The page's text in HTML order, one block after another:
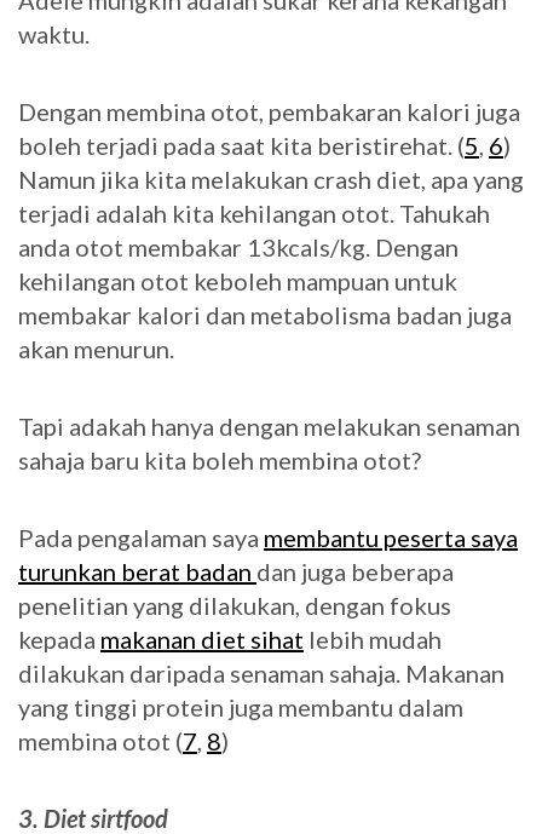
waktu.
Dengan membina otot, pembakaran kalori juga
boleh terjadi pada saat kita beristirehat. (5, 6)
Namun jika kita melakukan crash diet, apa yang
terjadi adalah kita kehilangan otot. Tahukah
anda otot membakar 13kcals/kg. Dengan
kehilangan otot keboleh mampuan untuk
membakar kalori dan metabolisma badan juga
akan menurun.
Tapi adakah hanya dengan melakukan senaman
sahaja baru kita boleh membina otot?
Pada pengalaman saya membantu peserta saya
turunkan berat badan dan juga beberapa
penelitian yang dilakukan, dengan fokus
kepada makanan diet sihat lebih mudah
dilakukan daripada senaman sahaja. Makanan
yang tinggi protein juga membantu dalam
membina otot (7, 8)
3. Diet sirtfood